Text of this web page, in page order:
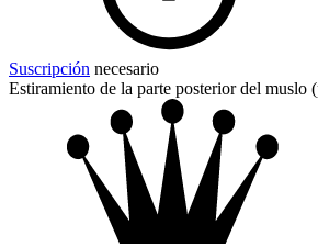
Suscripción necesario
Estiramiento de la parte posterior del muslo